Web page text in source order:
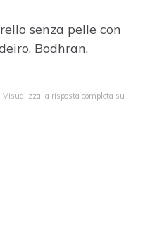
senza pelle con
Bodhran,
Visualizza la risposta completa su